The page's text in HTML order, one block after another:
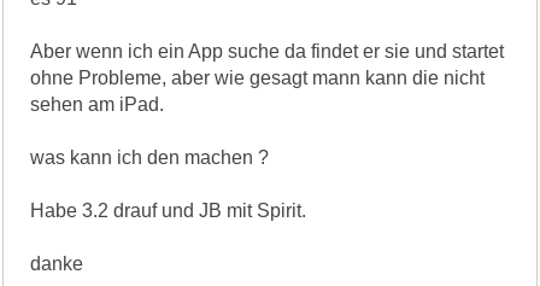
Aber wenn ich ein App suche da findet er sie und startet
ohne Probleme, aber wie gesagt mann kann die nicht
sehen am iPad.
was kann ich den machen ?
Habe 3.2 drauf und JB mit Spirit.
danke